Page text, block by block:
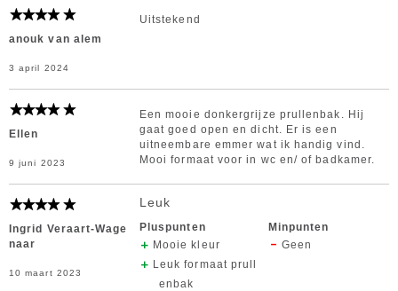
anouk van alem
3 april 2024
Uitstekend
Ellen
9 juni 2023
Een mooie donkergrijze prullenbak. Hij
gaat goed open en dicht. Er is een
uitneembare emmer wat ik handig vind.
Mooi formaat voor in wc en/ of badkamer.
Ingrid Veraart-Wage
naar
10 maart 2023
Leuk
Pluspunten
Mooie kleur
Leuk formaat prull
enbak
Minpunten
Geen